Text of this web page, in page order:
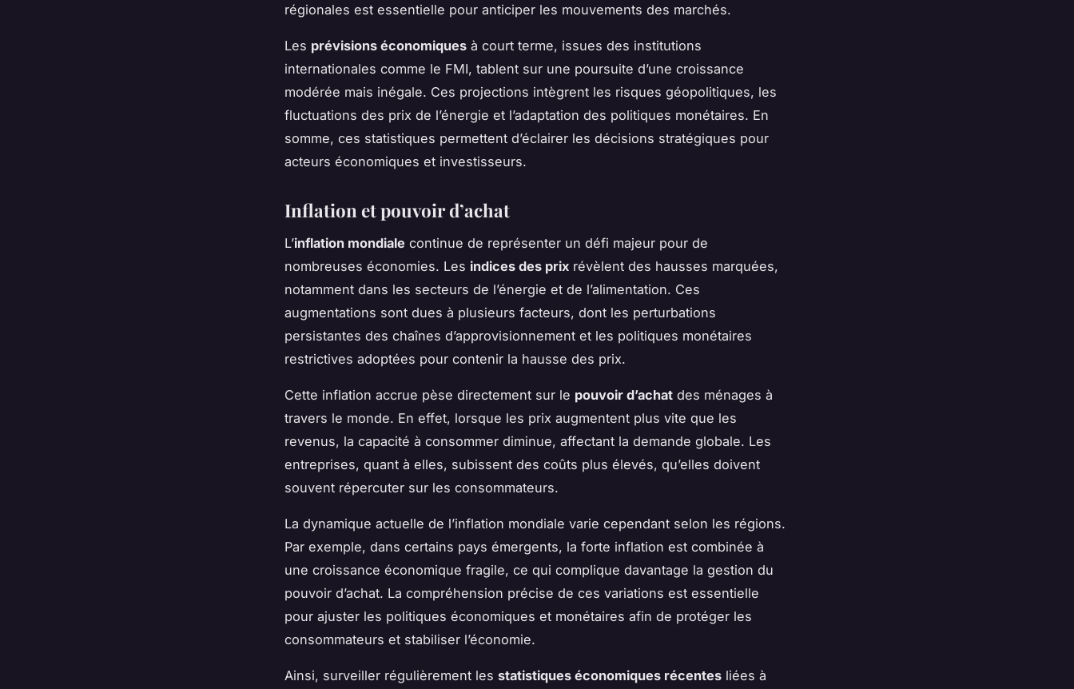
régionales est essentielle pour anticiper les mouvements des marchés.
Les prévisions économiques à court terme, issues des institutions
internationales comme le FMI, tablent sur une poursuite d’une croissance
modérée mais inégale. Ces projections intègrent les risques géopolitiques, les
fluctuations des prix de l’énergie et l’adaptation des politiques monétaires. En
somme, ces statistiques permettent d’éclairer les décisions stratégiques pour
acteurs économiques et investisseurs.
Inflation et pouvoir d’achat
L’inflation mondiale continue de représenter un défi majeur pour de
nombreuses économies. Les indices des prix révèlent des hausses marquées,
notamment dans les secteurs de l’énergie et de l’alimentation. Ces
augmentations sont dues à plusieurs facteurs, dont les perturbations
persistantes des chaînes d’approvisionnement et les politiques monétaires
restrictives adoptées pour contenir la hausse des prix.
Cette inflation accrue pèse directement sur le pouvoir d’achat des ménages à
travers le monde. En effet, lorsque les prix augmentent plus vite que les
revenus, la capacité à consommer diminue, affectant la demande globale. Les
entreprises, quant à elles, subissent des coûts plus élevés, qu’elles doivent
souvent répercuter sur les consommateurs.
La dynamique actuelle de l’inflation mondiale varie cependant selon les régions.
Par exemple, dans certains pays émergents, la forte inflation est combinée à
une croissance économique fragile, ce qui complique davantage la gestion du
pouvoir d’achat. La compréhension précise de ces variations est essentielle
pour ajuster les politiques économiques et monétaires afin de protéger les
consommateurs et stabiliser l’économie.
Ainsi, surveiller régulièrement les statistiques économiques récentes liées à